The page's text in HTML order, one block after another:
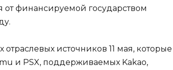
от финансируемой государством
отраслевых источников 11 мая, которые
и PSX, поддерживаемых Kakao,